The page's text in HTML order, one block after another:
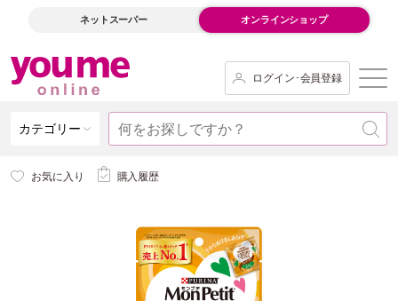
ネットスーパー オンラインショップ
ログイン･会員登録
カテゴリー
お気に入り 購入履歴